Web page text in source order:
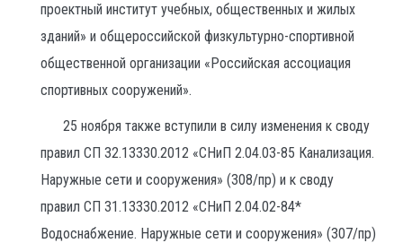
проектный институт учебных, общественных и жилых
зданий» и общероссийской физкультурно-спортивной
общественной организации «Российская ассоциация
спортивных сооружений».
25 ноября также вступили в силу изменения к своду
правил СП 32.13330.2012 «СНиП 2.04.03-85 Канализация.
Наружные сети и сооружения» (308/пр) и к своду
правил СП 31.13330.2012 «СНиП 2.04.02-84*
Водоснабжение. Наружные сети и сооружения» (307/пр)